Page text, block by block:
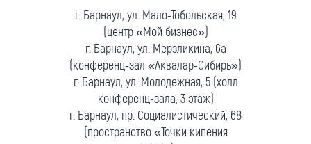
г. Барнаул, ул. Мало-Тобольская, 19
(центр «Мой бизнес»)
г. Барнаул, ул. Мерзликина, 6а
(конференц-зал «Аквалар-Сибирь»)
г. Барнаул, ул. Молодежная, 5 (холл
конференц-зала, 3 этаж)
г. Барнаул, пр. Социалистический, 68
(пространство «Точки кипения